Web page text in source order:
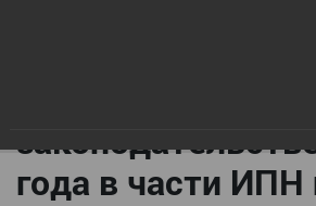
года в части